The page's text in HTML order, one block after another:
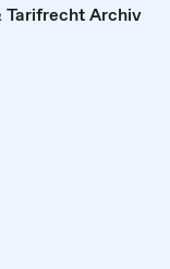
Tarifrecht Archiv